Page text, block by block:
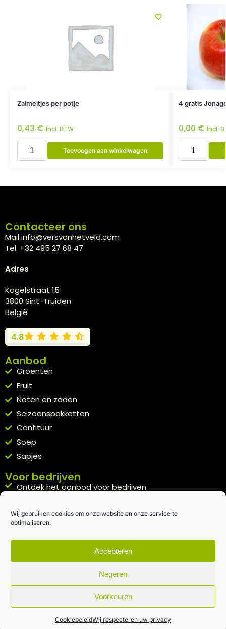
Wij gebruiken cookies om onze website en onze service te
optimaliseren.
Accepteren
Negeren
Voorkeuren
CookiebeleidWij respecteren uw privacy
Zalmeitjes per potje
0,43 € Incl. BTW
Toevoegen aan winkelwagen
4 gratis
0,00 € Incl.
Contacteer ons
Mail info@versvanhetveld.com
Tel. +32 495 27 68 47
Adres
Kogelstraat 15
3800 Sint-Truiden
België
4.8
Aanbod
Groenten
Fruit
Noten en zaden
Seizoenspakketten
Confituur
Soep
Sapjes
Voor bedrijven
Ontdek het aanbod voor bedrijven
Kennismakingspakket aanvragen
Blijft op de hoogte
Rechtstreeks van het veld naar je inbox.
Inschrijven nieuwsbrief
Algemene voorwaarden|Privacybeleid| gemaakt met door
creativitijd